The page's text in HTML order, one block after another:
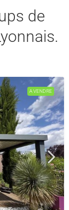
de
A VENDRE